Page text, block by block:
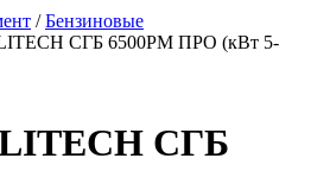
/Бензиновые
СГБ 6500РМ ПРО (кВт 5-
СГБ